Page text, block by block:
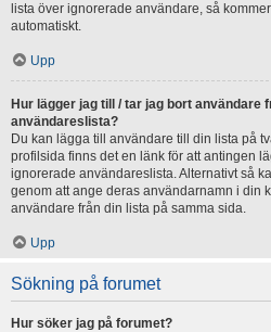
lista över ignorerade användare, så
automatiskt.
Upp
Hur lägger jag till / tar jag bort användare
användareslista?
Du kan lägga till användare till din lista på
profilsida finns det en länk för att antingen
ignorerade användareslista. Alternativt så
genom att ange deras användarnamn i din
användare från din lista på samma sida.
Upp
Sökning på forumet
Hur söker jag på forumet?